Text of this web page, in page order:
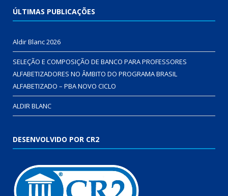
ÚLTIMAS PUBLICAÇÕES
Aldir Blanc 2026
SELEÇÃO E COMPOSIÇÃO DE BANCO PARA PROFESSORES
ALFABETIZADORES NO ÂMBITO DO PROGRAMA BRASIL
ALFABETIZADO – PBA NOVO CICLO
ALDIR BLANC
DESENVOLVIDO POR CR2